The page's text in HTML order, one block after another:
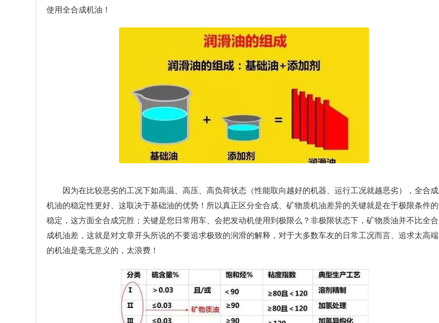
使用全合成机油！
因为在比较恶劣的工况下如高温、高压、高负荷状态（性能取向越好的机器、运行工况就越恶劣），全合成
机油的稳定性更好、这取决于基础油的优势！所以真正区分全合成、矿物质机油差异的关键就是在于极限条件的
稳定，这方面全合成完胜；关键是您日常用车、会把发动机使用到极限么？非极限状态下，矿物质油并不比全合
成机油差，这就是对文章开头所说的不要追求极致的润滑的解释，对于大多数车友的日常工况而言、追求太高端
的机油是毫无意义的，太浪费！